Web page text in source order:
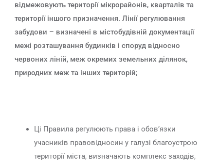
відмежовують території мікрорайонів, кварталів та
території іншого призначення. Лінії регулювання
забудови – визначені в містобудівній документації
межі розташування будинків і споруд відносно
червоних ліній, меж окремих земельних ділянок,
природних меж та інших територій;
Ці Правила регулюють права і обов’язки
учасників правовідносин у галузі благоустрою
території міста, визначають комплекс заходів,